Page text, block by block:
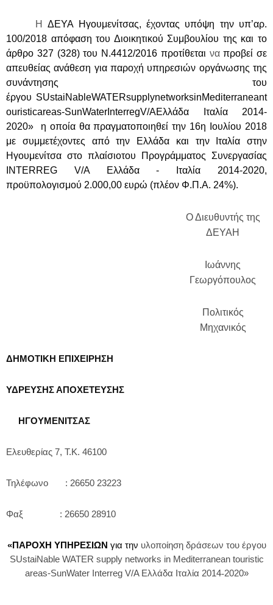
ΗΔΕΥΑ Ηγουμενίτσας, έχοντας υπόψη την υπ’αρ.
100/2018 απόφαση του Διοικητικού Συμβουλίου της και το
άρθρο 327 (328) του Ν.4412/2016 προτίθεται ναπροβεί σε
απευθείας ανάθεση για παροχή υπηρεσιών οργάνωσης της
συνάντησης του
έργου SUstaiNableWATERsupplynetworksinMediterraneant
ouristicareas-SunWater InterregV/AΕλλάδα Ιταλία 2014‐
2020» η οποία θα πραγματοποιηθεί την 16η Ιουλίου 2018
με συμμετέχοντες από την Ελλάδα και την Ιταλία στην
Ηγουμενίτσα στο πλαίσιοτου Προγράμματος Συνεργασίας
INTERREG V/A Ελλάδα - Ιταλία 2014-2020,
προϋπολογισμού 2.000,00 ευρώ (πλέον Φ.Π.Α. 24%).
Ο Διευθυντής της
ΔΕΥΑΗ
Ιωάννης
Γεωργόπουλος
Πολιτικός
Μηχανικός
ΔΗΜΟΤΙΚΗ ΕΠΙΧΕΙΡΗΣΗ
ΥΔΡΕΥΣΗΣ ΑΠΟΧΕΤΕΥΣΗΣ
ΗΓΟΥΜΕΝΙΤΣΑΣ
Ελευθερίας 7, Τ.Κ. 46100
Τηλέφωνο : 26650 23223
Φαξ : 26650 28910
«ΠΑΡΟΧΗ ΥΠΗΡΕΣΙΩΝ για την υλοποίηση δράσεων του έργου
SUstaiNable WATER supply networks in Mediterranean touristic
areas-SunWater Interreg V/AΕλλάδα Ιταλία 2014‐2020»